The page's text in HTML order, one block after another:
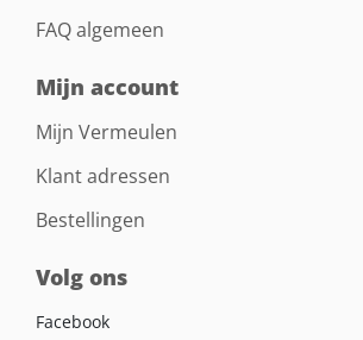
FAQ algemeen
Mijn account
Mijn Vermeulen
Klant adressen
Bestellingen
Volg ons
Facebook